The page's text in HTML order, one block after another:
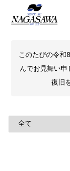
このたびの令和
んでお見舞い
復旧